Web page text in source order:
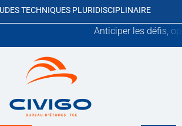
TECHNIQUES PLURIDISCIPLINAIRE
Anticiper les défis,